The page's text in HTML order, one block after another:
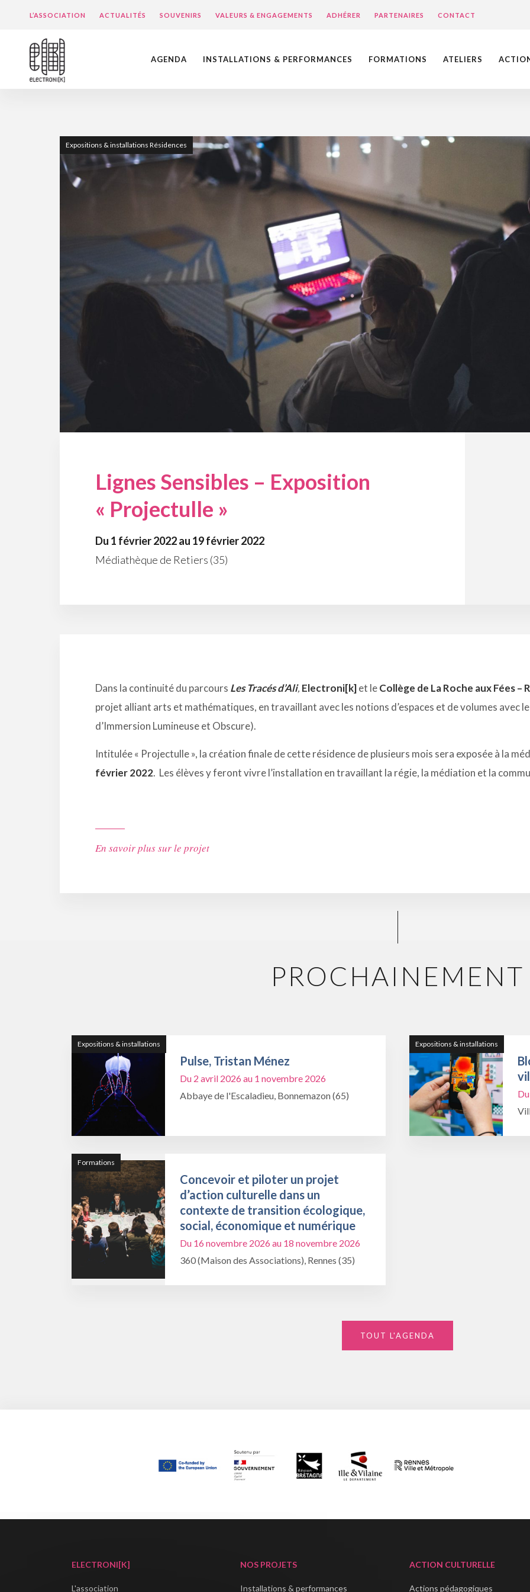
L’ASSOCIATION ACTUALITÉS SOUVENIRS VALEURS & ENGAGEMENTS ADHÉRER PARTENAIRES CONTACT
AGENDA INSTALLATIONS & PERFORMANCES FORMATIONS ATELIERS
Expositions & installations Résidences
Lignes Sensibles – Exposition
« Projectulle »
Du 1 février 2022 au 19 février 2022
Médiathèque de Retiers (35)
Dans la continuité du parcours Les Tracés d’Ali, Electroni[k]et leCollège de La Roche aux Fées –
projet alliant arts et mathématiques, en travaillant avec les notions d’espaces et de volumes avec
d’Immersion Lumineuse et Obscure).
Intitulée « Projectulle », la création finale de cette résidence de plusieurs mois sera exposée à la
février 2022. Les élèves y feront vivre l’installation en travaillant la régie, la médiation et la
En savoir plus sur le projet
PROCHAINEMENT
Expositions & installations
Pulse, Tristan Ménez
Du 2 avril 2026 au 1 novembre 2026
Abbaye de l'Escaladieu, Bonnemazon (65)
Expositions & installations
Formations
Concevoir et piloter un projet
d’action culturelle dans un
contexte de transition écologique,
social, économique et numérique
Du 16 novembre 2026 au 18 novembre 2026
360 (Maison des Associations), Rennes (35)
TOUT L'AGENDA
ELECTRONI[K]
L'association
NOS PROJETS
Installations & performances
ACTION CULTURELLE
Actions pédagogiques